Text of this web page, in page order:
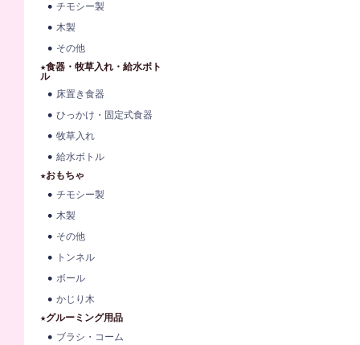
チモシー製
木製
その他
★食器・牧草入れ・給水ボト
ル
床置き食器
ひっかけ・固定式食器
牧草入れ
給水ボトル
★おもちゃ
チモシー製
木製
その他
トンネル
ボール
かじり木
★グルーミング用品
ブラシ・コーム